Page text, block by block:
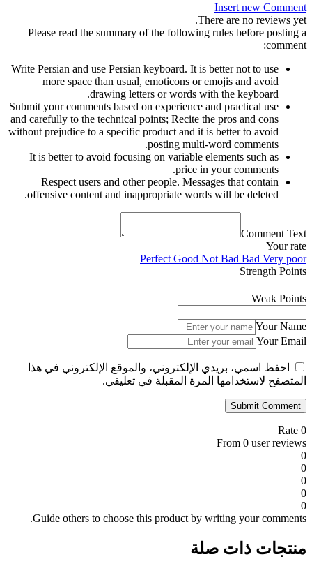
Insert new Comment
There are no reviews yet.
Please read the summary of the following rules before posting a
comment:
Write Persian and use Persian keyboard. It is better not to use
more space than usual, emoticons or emojis and avoid
drawing letters or words with the keyboard.
Submit your comments based on experience and practical use
and carefully to the technical points; Recite the pros and cons
without prejudice to a specific product and it is better to avoid
posting multi-word comments.
It is better to avoid focusing on variable elements such as
price in your comments.
Respect users and other people. Messages that contain
offensive content and inappropriate words will be deleted.
Comment Text
Your rate
Perfect Good Not Bad Bad Very poor
Strength Points
Weak Points
Your Name
Your Email
احفظ اسمي، بريدي الإلكتروني، والموقع الإلكتروني في هذا
المتصفح لاستخدامها المرة المقبلة في تعليقي.
0 Rate
From 0 user reviews
0
0
0
0
0
Guide others to choose this product by writing your comments.
منتجات ذات صلة